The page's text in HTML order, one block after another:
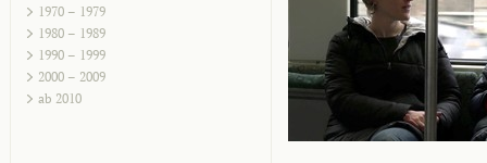
1970 – 1979
1980 – 1989
1990 – 1999
2000 – 2009
ab 2010